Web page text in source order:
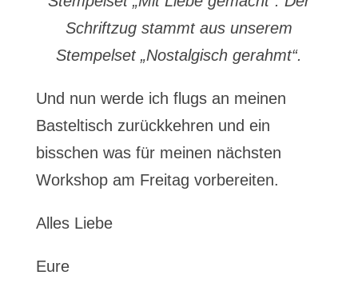
Schriftzug stammt aus unserem
Stempelset „Nostalgisch gerahmt“.
Und nun werde ich flugs an meinen
Basteltisch zurückkehren und ein
bisschen was für meinen nächsten
Workshop am Freitag vorbereiten.
Alles Liebe
Eure